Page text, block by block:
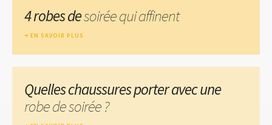
4 robes desoirée qui affinent
EN SAVOIR PLUS
Quelles chaussures porter avec une
robe de soirée ?